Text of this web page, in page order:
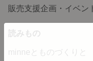
販売支援企画・イベン
読みもの
minneとものづくりと